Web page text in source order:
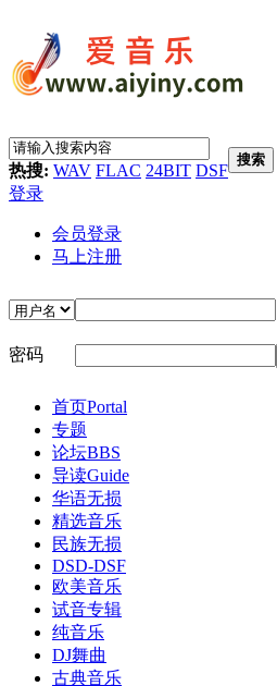
热搜: WAV FLAC 24BIT DSF
搜索
登录
会员登录
马上注册
密码
首页Portal
专题
论坛BBS
导读Guide
华语无损
精选音乐
民族无损
DSD-DSF
欧美音乐
试音专辑
纯音乐
DJ舞曲
古典音乐